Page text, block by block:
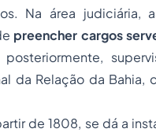
Na área judiciária,
preencher cargos
posteriormente,
da Relação da Bahia,
de 1808, se dá a